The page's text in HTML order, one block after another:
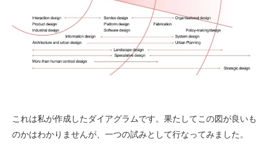
これは私が作成したダイアグラムです。果たしてこの図が良いも
のかはわかりませんが、一つの試みとして行なってみました。